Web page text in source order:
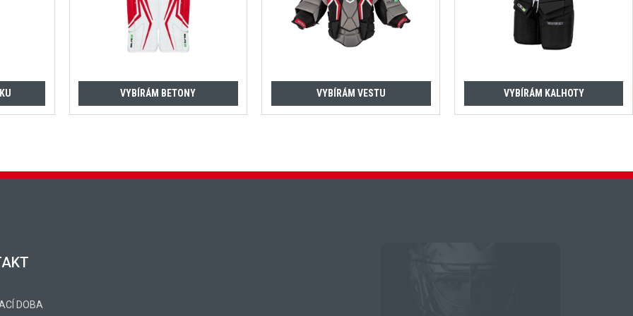
VYBÍRÁM BETONY VYBÍRÁM VESTU VYBÍRÁM KALHOTY
DOBA